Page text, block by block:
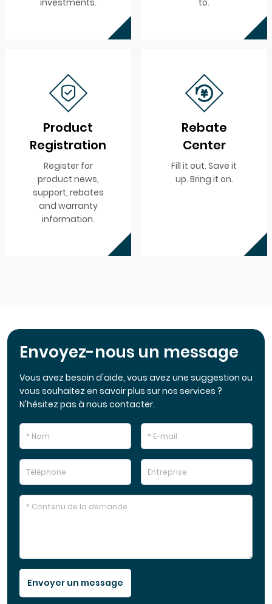
investments. to.
Product
Registration
Register for
product news,
support, rebates
and warranty
information.
Rebate
Center
Fill it out. Save it
up. Bring it on.
Envoyez-nous un message
Vous avez besoin d'aide, vous avez une suggestion ou
vous souhaitez en savoir plus sur nos services ?
N'hésitez pas à nous contacter.
Envoyer un message